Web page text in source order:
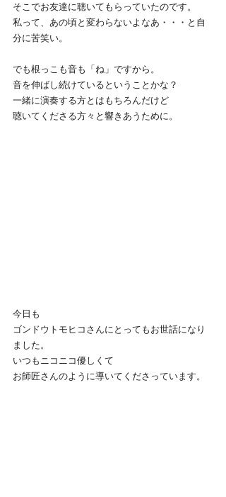
そこでお友達に聴いてもらっていたのです。
私って、あの頃と変わらないよなあ・・・と自
分に苦笑い。
でも根っこも音も「ね」ですから。
音を伸ばし続けているということかな？
一緒に演奏する方とはもちろんだけど
聴いてくださる方々と響きあうために。
今日も
ゴンドウトモヒコさんにとってもお世話になり
ました。
いつもニコニコ優しくて
お師匠さんのように導いてくださっています。